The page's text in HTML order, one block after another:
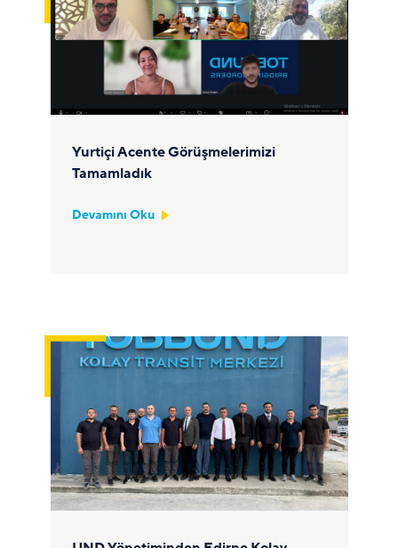
Yurtiçi Acente Görüşmelerimizi
Tamamladık
Devamını Oku